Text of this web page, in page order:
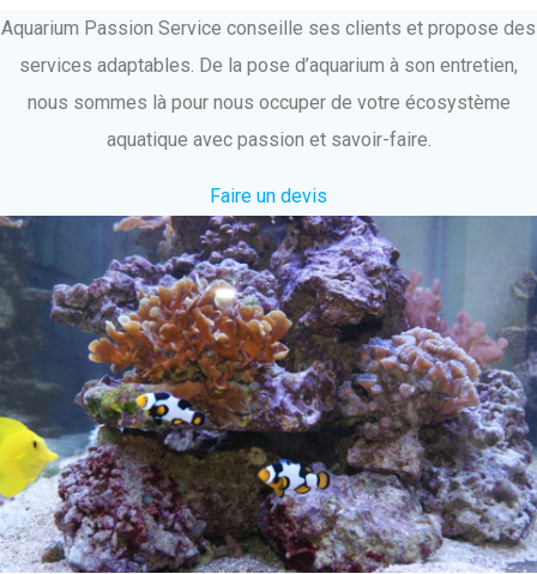
Aquarium Passion Service conseille ses clients et propose des
services adaptables. De la pose d’aquarium à son entretien,
nous sommes là pour nous occuper de votre écosystème
aquatique avec passion et savoir-faire.
Faire un devis